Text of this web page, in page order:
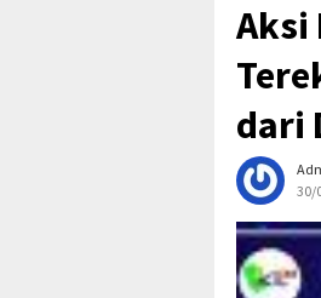
Aksi
dari
30/